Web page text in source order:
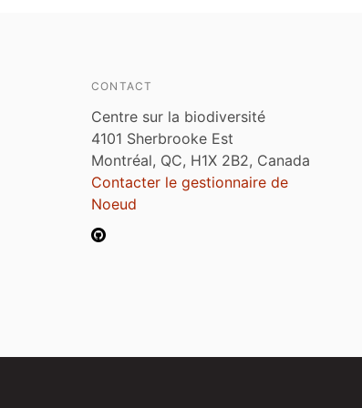
CONTACT
Centre sur la biodiversité
4101 Sherbrooke Est
Montréal, QC, H1X 2B2, Canada
Contacter le gestionnaire de
Noeud